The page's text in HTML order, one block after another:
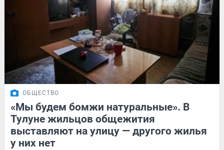
ОБЩЕСТВО
«Мы будем бомжи натуральные». В
Тулуне жильцов общежития
выставляют на улицу — другого жилья
у них нет